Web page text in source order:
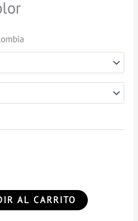
AL CARRITO